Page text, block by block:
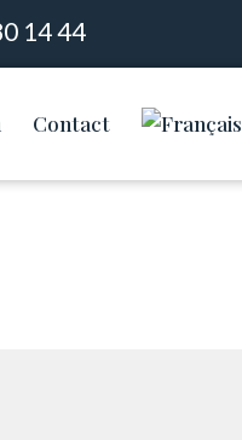
14 44
Contact